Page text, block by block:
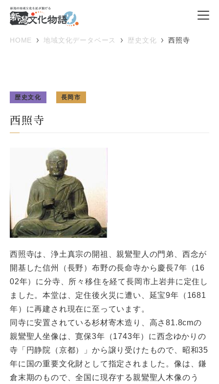
HOME 地域文化データベース 歴史文化 西照寺
歴史文化 長岡市
西照寺
西照寺は、浄土真宗の開祖、親鸞聖人の門弟、西念が
開基した信州（長野）布野の長命寺から慶長7年（16
02年）に分寺、所々移住を経て長岡市上岩井に定住し
ました。本堂は、定住後火災に遭い、延宝9年（1681
年）に再建され現在に至っています。
同寺に安置されている杉材寄木造り、高さ81.8cmの
親鸞聖人坐像は、寛保3年（1743年）に西念ゆかりの
寺「円静院（京都）」から譲り受けたもので、昭和35
年に国の重要文化財として指定されました。像は、鎌
倉末期のもので、全国に現存する親鸞聖人木像のう